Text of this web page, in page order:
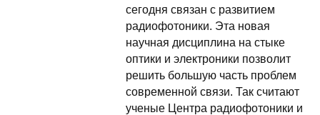
сегодня связан с развитием
радиофотоники. Эта новая
научная дисциплина на стыке
оптики и электроники позволит
решить большую часть проблем
современной связи. Так считают
ученые Центра радиофотоники и